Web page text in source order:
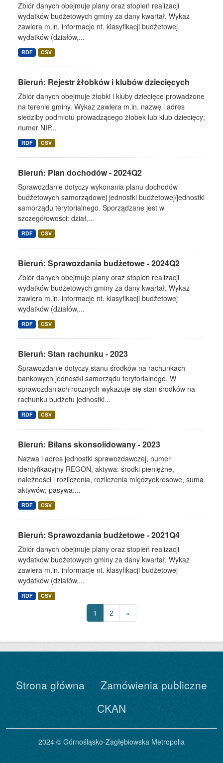
Zbiór danych obejmuje plany oraz stopień realizacji
wydatków budżetowych gminy za dany kwartał. Wykaz
zawiera m.in. informacje nt. klasyfikacji budżetowej
wydatków (działów,...
RDF CSV
Bieruń: Rejestr żłobków i klubów dziecięcych
Zbiór danych obejmuje żłobki i kluby dziecięce prowadzone
na terenie gminy. Wykaz zawiera m.in. nazwę i adres
siedziby podmiotu prowadzącego żłobek lub klub dziecięcy;
numer NIP...
RDF CSV
Bieruń: Plan dochodów - 2024Q2
Sprawozdanie dotyczy wykonania planu dochodów
budżetowych samorządowej jednostki budżetowej/jednostki
samorządu terytorialnego. Sporządzane jest w
szczegółowości: dział,...
RDF CSV
Bieruń: Sprawozdania budżetowe - 2024Q2
Zbiór danych obejmuje plany oraz stopień realizacji
wydatków budżetowych gminy za dany kwartał. Wykaz
zawiera m.in. informacje nt. klasyfikacji budżetowej
wydatków (działów,...
RDF CSV
Bieruń: Stan rachunku - 2023
Sprawozdanie dotyczy stanu środków na rachunkach
bankowych jednostki samorządu terytorialnego. W
sprawozdaniach rocznych wykazuje się stan środków na
rachunku budżetu jednostki...
RDF CSV
Bieruń: Bilans skonsolidowany - 2023
Nazwa i adres jednostki sprawozdawczej, numer
identyfikacyjny REGON, aktywa: środki pieniężne,
należności i rozliczenia, rozliczenia międzyokresowe, suma
aktywów; pasywa:...
RDF CSV
Bieruń: Sprawozdania budżetowe - 2021Q4
Zbiór danych obejmuje plany oraz stopień realizacji
wydatków budżetowych gminy za dany kwartał. Wykaz
zawiera m.in. informacje nt. klasyfikacji budżetowej
wydatków (działów,...
RDF CSV
1 2 »
Strona główna
Zamówienia publiczne
CKAN
2024 © Górnośląsko-Zagłębiowska Metropolia